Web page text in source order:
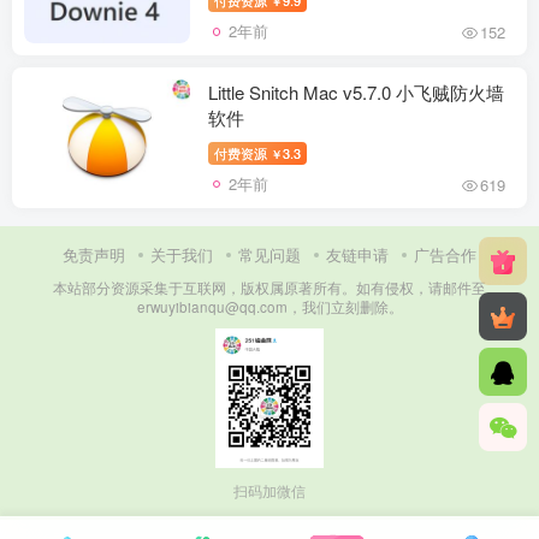
2年前 152
Little Snitch Mac v5.7.0 小飞贼防火墙
软件
付费资源 ￥3.3
2年前 619
免责声明 关于我们 常见问题 友链申请 广告合作
本站部分资源采集于互联网，版权属原著所有。如有侵权，请邮件至
erwuyibianqu@qq.com，我们立刻删除。
扫码加微信